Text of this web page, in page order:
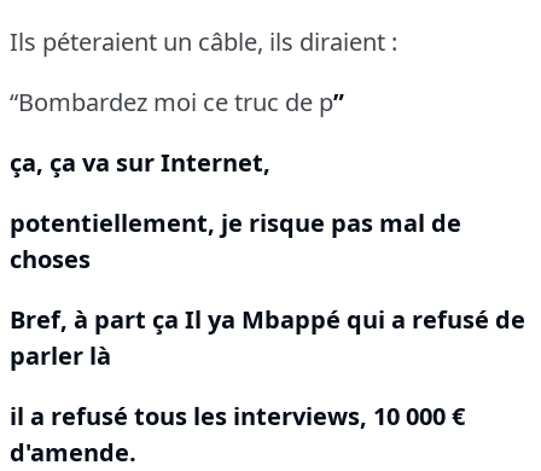
Ils péteraient un câble, ils diraient :
“Bombardez moi ce truc de p”
ça, ça va sur Internet,
potentiellement, je risque pas mal de
choses
Bref, à part ça Il ya Mbappé qui a refusé de
parler là
il a refusé tous les interviews, 10 000 €
d'amende.